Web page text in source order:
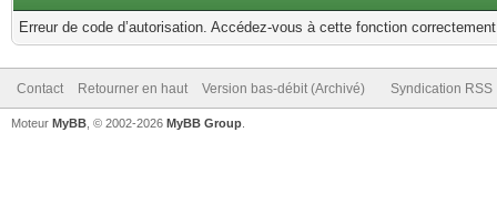
Erreur de code d’autorisation. Accédez-vous à cette fonction
Contact Retourner en haut Version bas-débit (Archivé) Syndication RSS
Moteur MyBB , © 2002-2026 MyBB Group